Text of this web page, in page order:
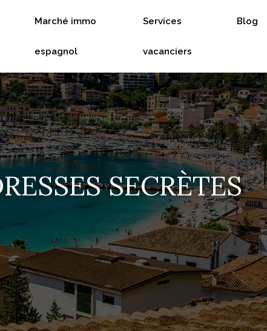
Marché immo
espagnol
Services
vacanciers
Blog
SECRÈTES